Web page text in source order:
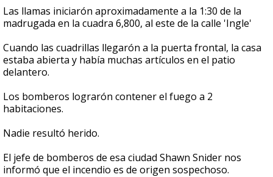
Las llamas iniciarón aproximadamente a la 1:30 de la
madrugada en la cuadra 6,800, al este de la calle 'Ingle'
Cuando las cuadrillas llegarón a la puerta frontal, la casa
estaba abierta y había muchas artículos en el patio
delantero.
Los bomberos lograrón contener el fuego a 2
habitaciones.
Nadie resultó herido.
El jefe de bomberos de esa ciudad Shawn Snider nos
informó que el incendio es de origen sospechoso.